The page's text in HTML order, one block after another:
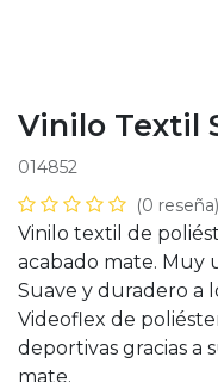
Vinilo Textil
014852
(0 reseña)
Vinilo textil de
acabado mate. Muy
Suave y duradero a
Videoflex de
deportivas gracias a
mate.